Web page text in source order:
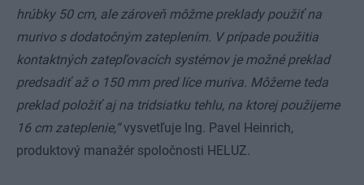
hrúbky 50 cm, ale zároveň môžme preklady použiť na
murivo s dodatočným zateplením. V prípade použitia
kontaktných zatepľovacích systémov je možné preklad
predsadiť až o 150 mm pred líce muriva. Môžeme teda
preklad položiť aj na tridsiatku tehlu, na ktorej použijeme
16 cm zateplenie,“vysvetľuje Ing. Pavel Heinrich,
produktový manažér spoločnosti HELUZ.